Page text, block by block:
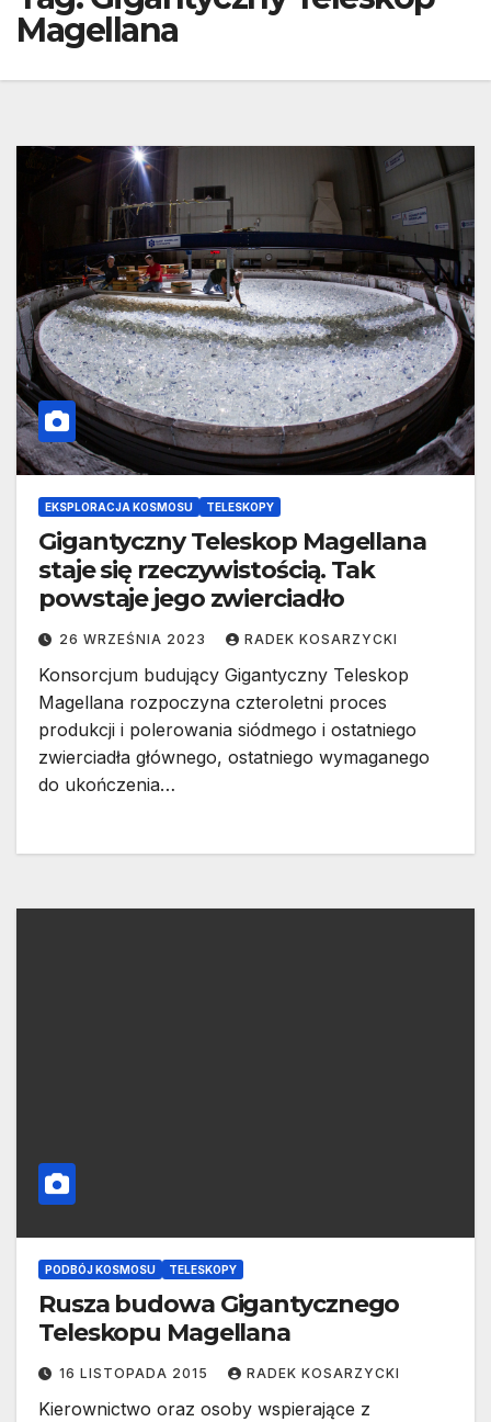
Magellana
EKSPLORACJA KOSMOSU TELESKOPY
Gigantyczny Teleskop Magellana
staje się rzeczywistością. Tak
powstaje jego zwierciadło
26 WRZEŚNIA 2023 RADEK KOSARZYCKI
Konsorcjum budujący Gigantyczny Teleskop
Magellana rozpoczyna czteroletni proces
produkcji i polerowania siódmego i ostatniego
zwierciadła głównego, ostatniego wymaganego
do ukończenia…
PODBÓJ KOSMOSU TELESKOPY
Rusza budowa Gigantycznego
Teleskopu Magellana
16 LISTOPADA 2015 RADEK KOSARZYCKI
Kierownictwo oraz osoby wspierające z